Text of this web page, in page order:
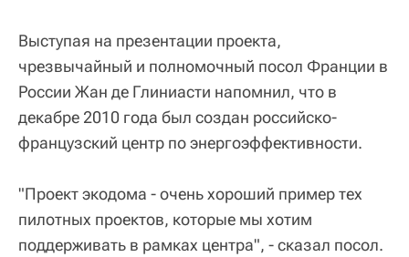
Выступая на презентации проекта,
чрезвычайный и полномочный посол Франции в
России Жан де Глиниасти напомнил, что в
декабре 2010 года был создан российско-
французский центр по энергоэффективности.
"Проект экодома - очень хороший пример тех
пилотных проектов, которые мы хотим
поддерживать в рамках центра", - сказал посол.